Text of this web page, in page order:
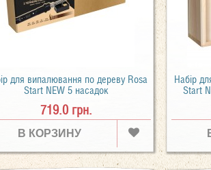
для випалювання по дереву Rosa
Start NEW 5 насадок
719.0 грн.
В КОРЗИНУ
Набір
Start